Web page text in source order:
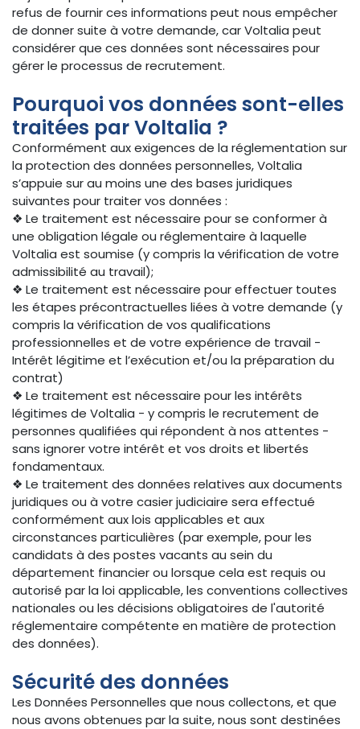
refus de fournir ces informations peut nous empêcher
de donner suite à votre demande, car Voltalia peut
considérer que ces données sont nécessaires pour
gérer le processus de recrutement.
Pourquoi vos données sont-elles
traitées par Voltalia ?
Conformément aux exigences de la réglementation sur
la protection des données personnelles, Voltalia
s’appuie sur au moins une des bases juridiques
suivantes pour traiter vos données :
❖ Le traitement est nécessaire pour se conformer à
une obligation légale ou réglementaire à laquelle
Voltalia est soumise (y compris la vérification de votre
admissibilité au travail);
❖ Le traitement est nécessaire pour effectuer toutes
les étapes précontractuelles liées à votre demande (y
compris la vérification de vos qualifications
professionnelles et de votre expérience de travail -
Intérêt légitime et l’exécution et/ou la préparation du
contrat)
❖ Le traitement est nécessaire pour les intérêts
légitimes de Voltalia - y compris le recrutement de
personnes qualifiées qui répondent à nos attentes -
sans ignorer votre intérêt et vos droits et libertés
fondamentaux.
❖ Le traitement des données relatives aux documents
juridiques ou à votre casier judiciaire sera effectué
conformément aux lois applicables et aux
circonstances particulières (par exemple, pour les
candidats à des postes vacants au sein du
département financier ou lorsque cela est requis ou
autorisé par la loi applicable, les conventions collectives
nationales ou les décisions obligatoires de l'autorité
réglementaire compétente en matière de protection
des données).
Sécurité des données
Les Données Personnelles que nous collectons, et que
nous avons obtenues par la suite, nous sont destinées